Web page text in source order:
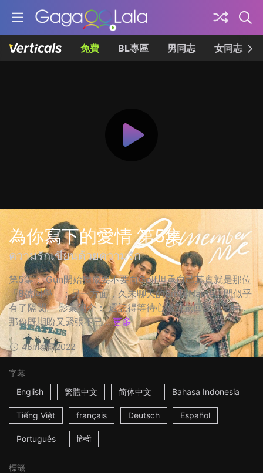
免費 BL專區 男同志 女同志
為你寫下的愛情 第5集
ความรักเขียนด้วยความรัก
第5集： Gun開始猶豫要不要向Golf坦承自己其實就是那位
「8號同學」；另一方面，久未聊天的Em與Name之間似乎
有了隔閡。 影集簡介： 還記得等待心儀對象回覆訊息時，
那份既期盼又緊張不已... 更多
48m泰國2022
字幕
English
繁體中文 简体中文 Bahasa Indonesia
Tiếng Việt français Deutsch Español
Português हिन्दी
標籤